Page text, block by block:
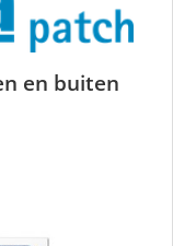
en buiten